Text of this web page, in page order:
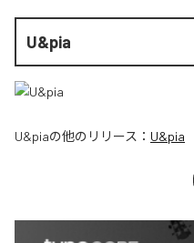
U&pia
U&piaの他のリリース： U&pia